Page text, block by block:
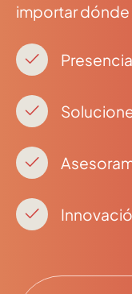
importar